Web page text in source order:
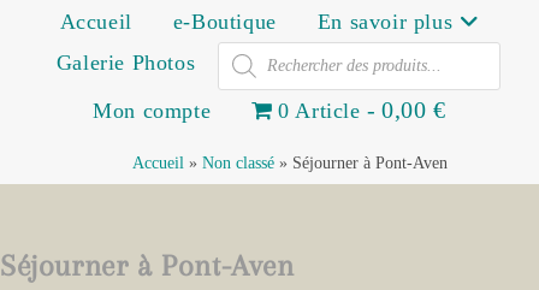
Accueil e-Boutique
En savoir plus
Galerie Photos
Mon compte
0 Article 0,00 €
Accueil » Non classé » Séjourner à Pont-Aven
Séjourner à Pont-Aven